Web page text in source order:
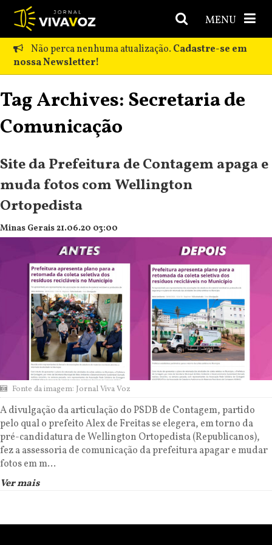
MENU
Não perca nenhuma atualização. Cadastre-se em
nossa Newsletter!
Tag Archives: Secretaria de
Comunicação
Site da Prefeitura de Contagem apaga e
muda fotos com Wellington
Ortopedista
Minas Gerais 21.06.20 03:00
Fonte da imagem: Jornal Viva Voz
A divulgação da articulação do PSDB de Contagem, partido
pelo qual o prefeito Alex de Freitas se elegera, em torno da
pré-candidatura de Wellington Ortopedista (Republicanos),
fez a assessoria de comunicação da prefeitura apagar e mudar
fotos em m...
Ver mais